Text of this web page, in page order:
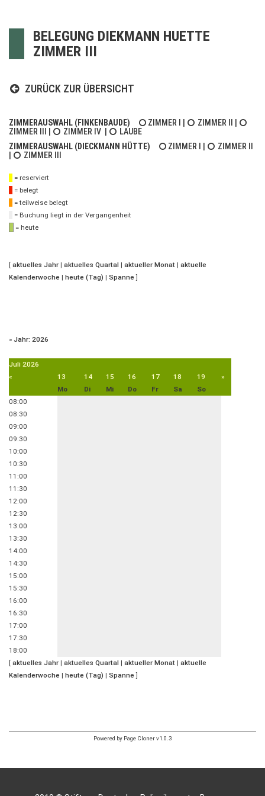
BELEGUNG DIEKMANN HUETTE
ZIMMER III
ZURÜCK ZUR ÜBERSICHT
ZIMMERAUSWAHL (FINKENBAUDE) ZIMMER I ZIMMER II
ZIMMER III
ZIMMER IV
LAUBE
ZIMMERAUSWAHL (DIECKMANN HÜTTE)
ZIMMER I
ZIMMER II
ZIMMER III
= reserviert
= belegt
= teilweise belegt
= Buchung liegt in der Vergangenheit
= heute
[ aktuelles Jahr | aktuelles Quartal | aktueller Monat | aktuelle
Kalenderwoche | heute (Tag) | Spanne ]
» Jahr: 2026
Juli 2026
«
13 14 15 16 17 18 19
»
Mo
Di Mi Do Fr Sa
So
08:00
08:30
09:00
09:30
10:00
10:30
11:00
11:30
12:00
12:30
13:00
13:30
14:00
14:30
15:00
15:30
16:00
16:30
17:00
17:30
18:00
[ aktuelles Jahr | aktuelles Quartal | aktueller Monat | aktuelle
Kalenderwoche | heute (Tag) | Spanne ]
Powered by Page Cloner v1.0.3